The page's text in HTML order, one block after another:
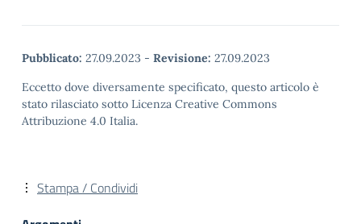
Pubblicato: 27.09.2023 - Revisione: 27.09.2023
Eccetto dove diversamente specificato, questo articolo è
stato rilasciato sotto Licenza Creative Commons
Attribuzione 4.0 Italia.
Stampa / Condividi